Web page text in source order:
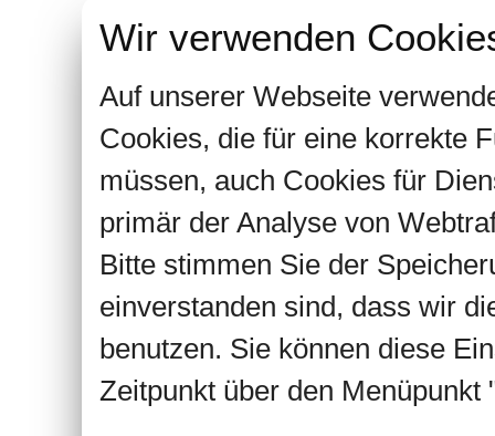
Wir verwenden
Auf unserer Webseite
Cookies, die für eine korrekte
müssen, auch Cookies für
primär der Analyse von
Bitte stimmen Sie der
einverstanden sind, dass wir
benutzen. Sie können diese
Zeitpunkt über den Menüpunkt